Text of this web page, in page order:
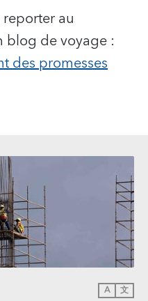
au
de voyage :
des promesses
A 文